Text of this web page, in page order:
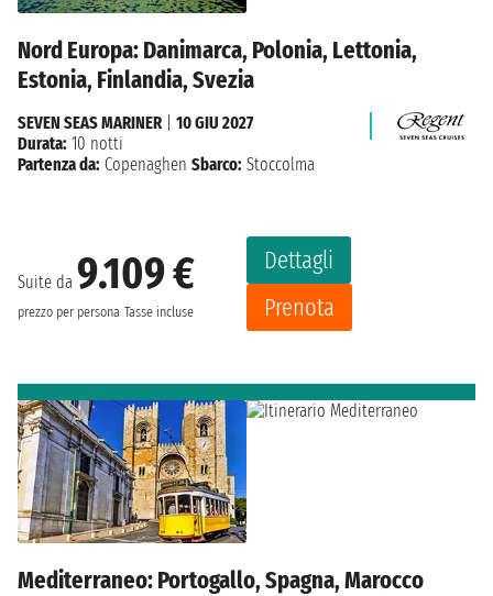
Nord Europa: Danimarca, Polonia, Lettonia,
Estonia, Finlandia, Svezia
Suite da 9.109 €
prezzo per persona Tasse incluse
Dettagli
Prenota
SEVEN SEAS MARINER| 10 GIU 2027
Durata: 10 notti
Partenza da: Copenaghen Sbarco: Stoccolma
Mediterraneo: Portogallo, Spagna, Marocco